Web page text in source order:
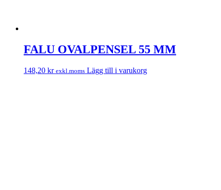
FALU OVALPENSEL 55 MM
148,20 kr exkl.moms Lägg till i varukorg